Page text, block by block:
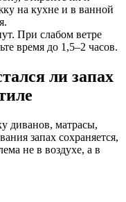
на кухне и в ванной
При слабом ветре
время до 1,5–2 часов.
ли запах
диванов, матрасы,
запах сохраняется,
не в воздухе, а в